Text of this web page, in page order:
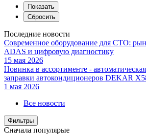
Последние новости
Современное оборудование для СТО:
ADAS и цифровую диагностику
15 мая 2026
Новинка в ассортименте -
заправки автокондиционеров DEKAR
1 мая 2026
Все новости
Фильтры
Сначала популярые